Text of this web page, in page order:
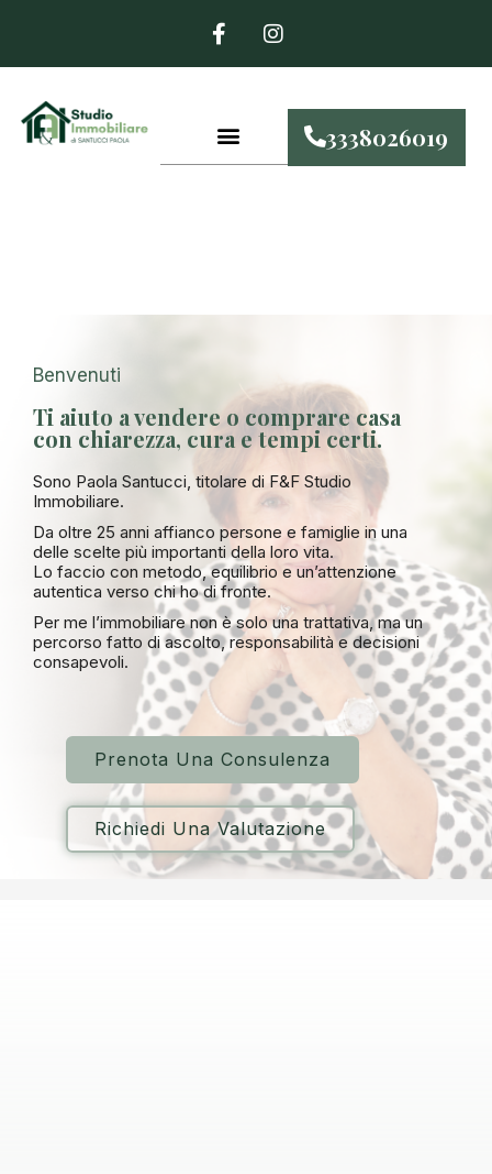
3338026019
Benvenuti
Ti aiuto a vendere o comprare casa
con chiarezza, cura e tempi certi.
Sono Paola Santucci, titolare di F&F Studio
Immobiliare.
Da oltre 25 anni affianco persone e famiglie in una
delle scelte più importanti della loro vita.
Lo faccio con metodo, equilibrio e un’attenzione
autentica verso chi ho di fronte.
Per me l’immobiliare non è solo una trattativa, ma un
percorso fatto di ascolto, responsabilità e decisioni
consapevoli.
Prenota Una Consulenza
Richiedi Una Valutazione